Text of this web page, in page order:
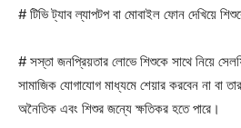
# টিভি ট্যাব ল্যাপটপ বা মোবাইল ফোন দেখিয়ে
# সস্তা জনপ্রিয়তার লোভে শিশুকে সাথে নিয়ে
সামাজিক যোগাযোগ মাধ্যমে শেয়ার করবেন না বা
অনৈতিক এবং শিশুর জন্যে ক্ষতিকর হতে পারে।